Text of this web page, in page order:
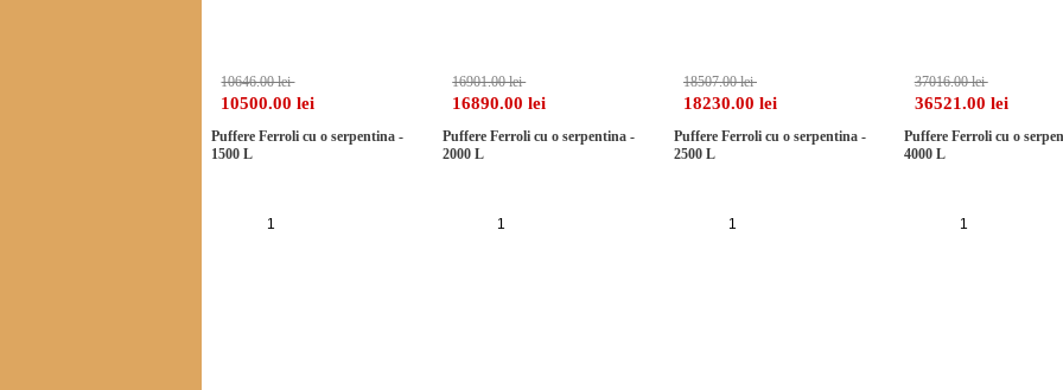
10646.00 lei
10500.00 lei
Puffere Ferroli cu o serpentina -
1500 L
16901.00 lei
16890.00 lei
Puffere Ferroli cu o serpentina -
2000 L
18507.00 lei
18230.00 lei
Puffere Ferroli cu o serpentina -
2500 L
37016.00 lei
36521.00 lei
Puffere Ferroli cu o
4000 L